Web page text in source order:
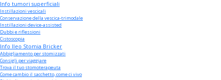
Info tumori superficiali
Instillazioni vescicali
Conservazione della vescica-trimodale
Instillazioni device-assisted
Dubbi e riflessioni
Cistoscopia
Info Ileo Stomia Bricker
Abbigliamento per stomizzati
Consigli per viaggiare
Trova il tuo stomoterapeuta
Come cambio il sacchetto, come ci vivo